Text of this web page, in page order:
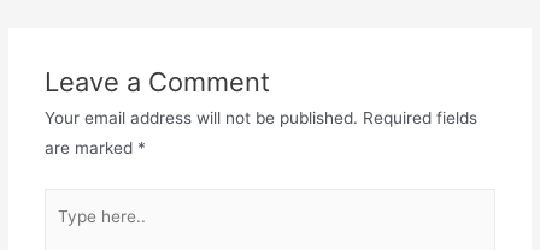
Leave a Comment
Your email address will not be published. Required fields
are marked *
here..